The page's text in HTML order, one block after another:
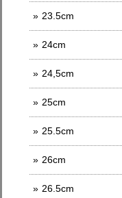
23.5cm
24cm
24,5cm
25cm
25.5cm
26cm
26.5cm